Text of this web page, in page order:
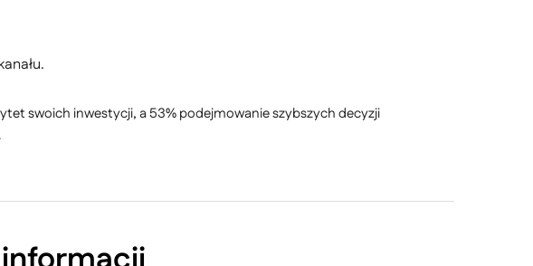
swoich inwestycji, a 53% podejmowanie szybszych decyzji